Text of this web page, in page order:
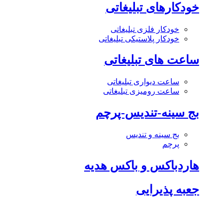
خودکارهای تبلیغاتی
خودکار فلزی تبلیغاتی
خودکار پلاستیکی تبلیغاتی
ساعت های تبلیغاتی
ساعت دیواری تبلیغاتی
ساعت رومیزی تبلیغاتی
بج سینه-تندیس-پرچم
بج سینه و تندیس
پرچم
هاردباکس و باکس هدیه
جعبه پذیرایی